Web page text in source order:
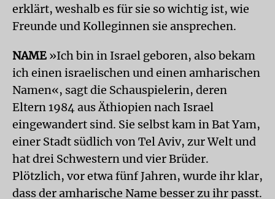
erklärt, weshalb es für sie so wichtig ist, wie
Freunde und Kolleginnen sie ansprechen.
NAME »Ich bin in Israel geboren, also bekam
ich einen israelischen und einen amharischen
Namen«, sagt die Schauspielerin, deren
Eltern 1984 aus Äthiopien nach Israel
eingewandert sind. Sie selbst kam in Bat Yam,
einer Stadt südlich von Tel Aviv, zur Welt und
hat drei Schwestern und vier Brüder.
Plötzlich, vor etwa fünf Jahren, wurde ihr klar,
dass der amharische Name besser zu ihr passt.